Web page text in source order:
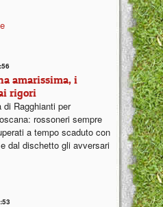
amarissima, i
rigori
di Ragghianti per
rossoneri sempre
a tempo scaduto con
dal dischetto gli avversari